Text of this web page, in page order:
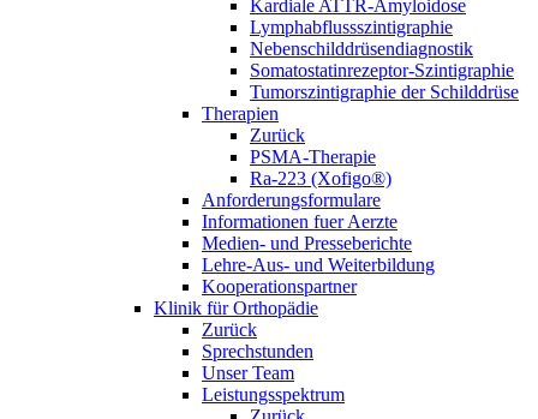
Kardiale ATTR-Amyloidose
Lymphabflussszintigraphie
Nebenschilddrüsendiagnostik
Somatostatinrezeptor-Szintigraphie
Tumorszintigraphie der Schilddrüse
Therapien
Zurück
PSMA-Therapie
Ra-223 (Xofigo®)
Anforderungsformulare
Informationen fuer Aerzte
Medien- und Presseberichte
Lehre-Aus- und Weiterbildung
Kooperationspartner
Klinik für Orthopädie
Zurück
Sprechstunden
Unser Team
Leistungsspektrum